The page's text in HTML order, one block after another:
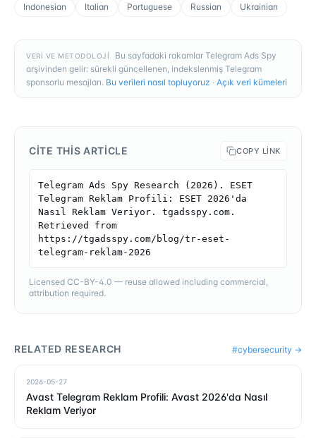
Indonesian
Italian Portuguese Russian Ukrainian
VERI VE METODOLOJI
Bu sayfadaki rakamlar Telegram Ads Spy
arşivinden gelir: sürekli güncellenen, indekslenmiş Telegram
sponsorlu mesajları. Bu verileri nasıl topluyoruz · Açık veri kümeleri
CITE THIS ARTICLE COPY LINK
Telegram Ads Spy Research (2026). ESET
Telegram Reklam Profili: ESET 2026'da
Nasıl Reklam Veriyor. tgadsspy.com.
Retrieved from
https://tgadsspy.com/blog/tr-eset-
telegram-reklam-2026
Licensed CC-BY-4.0 — reuse allowed including commercial,
attribution required.
RELATED RESEARCH #cybersecurity →
2026-05-27
Avast Telegram Reklam Profili: Avast 2026'da Nasıl
Reklam Veriyor